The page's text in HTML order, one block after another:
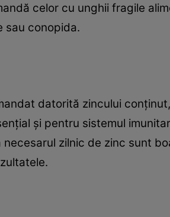
celor cu unghii fragile
sau conopida.
datorită zincului
şi pentru sistemul
zilnic de zinc sunt